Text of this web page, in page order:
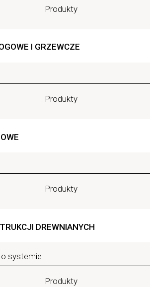
Produkty
I GRZEWCZE
Produkty
Produkty
DREWNIANYCH
systemie
Produkty